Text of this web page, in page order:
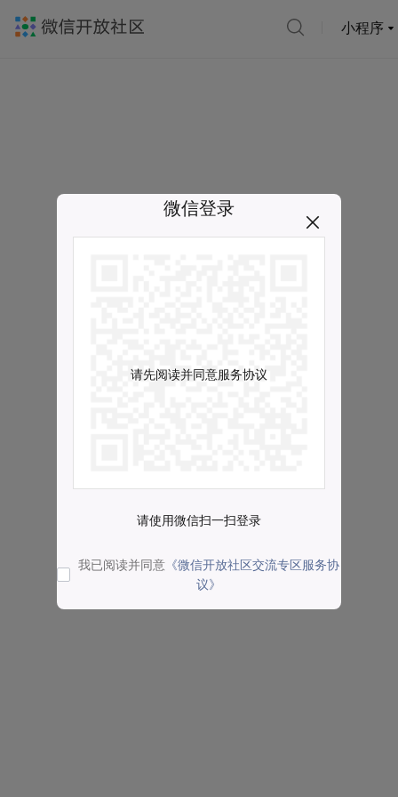
小程序
微信登录
请先阅读并同意服务协议
请使用微信扫一扫登录
我已阅读并同意 《微信开放社区交流专区服务协
议》